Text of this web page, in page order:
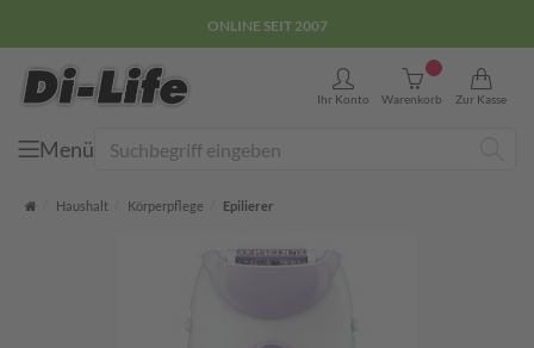
ONLINE SEIT 2007
Ihr Konto Warenkorb
0
Zur Kasse
Menü
Startseite
Haushalt Körperpflege Epilierer